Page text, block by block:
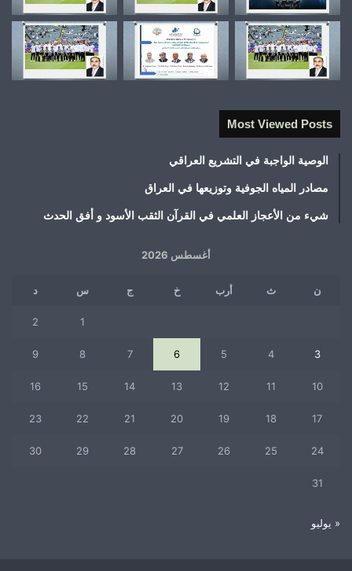
Most Viewed Posts
الوصية الواجبة في التشريع العراقي
مصادر المياه الجوفية وتوزيعها في العراق
شيء من الأعجاز العلمي في القرآن الثقب الأسود و أفق الحدث
أغسطس 2026
ن ث أرب خ ج س د
1
2
3
4
5
6
7
8
9
10
11
12
13
14
15
16
17
18
19
20
21
22
23
24
25
26
27
28
29
30
31
« يوليو